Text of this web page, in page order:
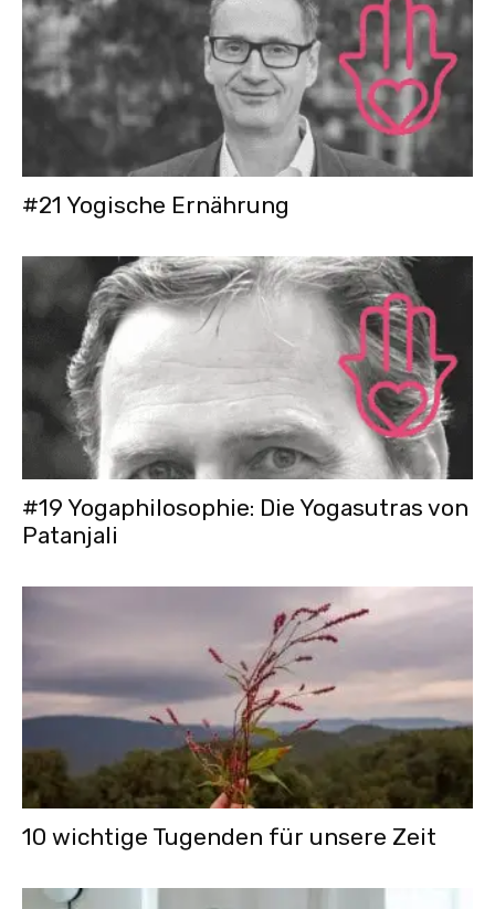
#21 Yogische Ernährung
#19 Yogaphilosophie: Die Yogasutras von
Patanjali
10 wichtige Tugenden für unsere Zeit